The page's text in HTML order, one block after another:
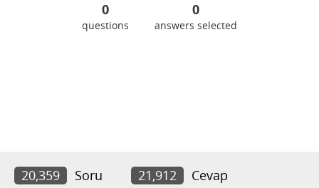
0
questions
0
answers selected
20,359 Soru 21,912
Cevap